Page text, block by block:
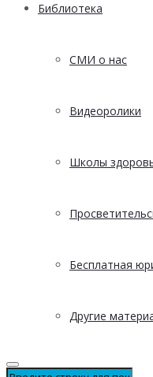
Библиотека
СМИ о нас
Видеоролики
Школы
Бесплатная
Другие